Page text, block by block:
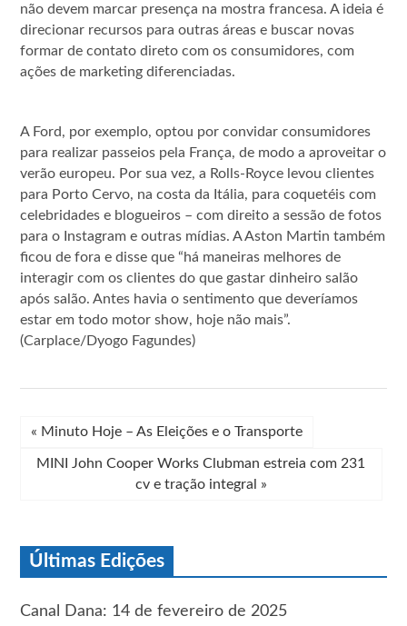
não devem marcar presença na mostra francesa. A ideia é
direcionar recursos para outras áreas e buscar novas
formar de contato direto com os consumidores, com
ações de marketing diferenciadas.
A Ford, por exemplo, optou por convidar consumidores
para realizar passeios pela França, de modo a aproveitar o
verão europeu. Por sua vez, a Rolls-Royce levou clientes
para Porto Cervo, na costa da Itália, para coquetéis com
celebridades e blogueiros – com direito a sessão de fotos
para o Instagram e outras mídias. A Aston Martin também
ficou de fora e disse que “há maneiras melhores de
interagir com os clientes do que gastar dinheiro salão
após salão. Antes havia o sentimento que deveríamos
estar em todo motor show, hoje não mais”.
(Carplace/Dyogo Fagundes)
« Minuto Hoje – As Eleições e o Transporte
MINI John Cooper Works Clubman estreia com 231
cv e tração integral »
Últimas Edições
Canal Dana: 14 de fevereiro de 2025